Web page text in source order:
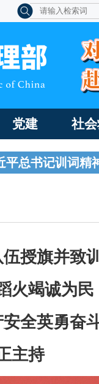
党建 社
平总书记训词精
授旗并致
火竭诚为民
全英勇奋
主持